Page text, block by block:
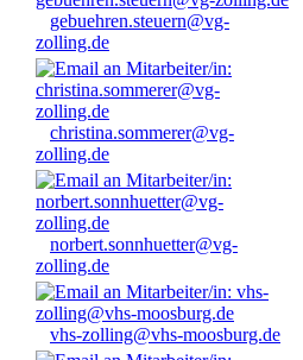
gebuehren.steuern@vg-
zolling.de
christina.sommerer@vg-
zolling.de
norbert.sonnhuetter@vg-
zolling.de
vhs-zolling@vhs-moosburg.de